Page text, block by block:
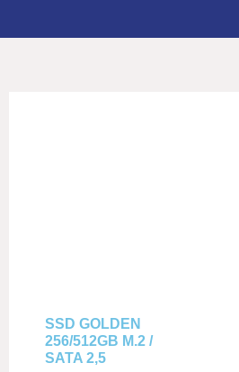
SSD GOLDEN
256/512GB M.2 /
SATA 2,5